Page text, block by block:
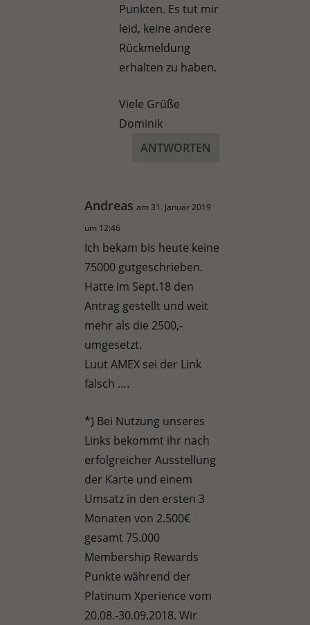
Punkten. Es tut mir
leid, keine andere
Rückmeldung
erhalten zu haben.
Viele Grüße
Dominik
ANTWORTEN
Andreas am 31. Januar 2019
um 12:46
Ich bekam bis heute keine
75000 gutgeschrieben.
Hatte im Sept.18 den
Antrag gestellt und weit
mehr als die 2500,-
umgesetzt.
Luut AMEX sei der Link
falsch ….
*) Bei Nutzung unseres
Links bekommt ihr nach
erfolgreicher Ausstellung
der Karte und einem
Umsatz in den ersten 3
Monaten von 2.500€
gesamt 75.000
Membership Rewards
Punkte während der
Platinum Xperience vom
20.08.-30.09.2018. Wir